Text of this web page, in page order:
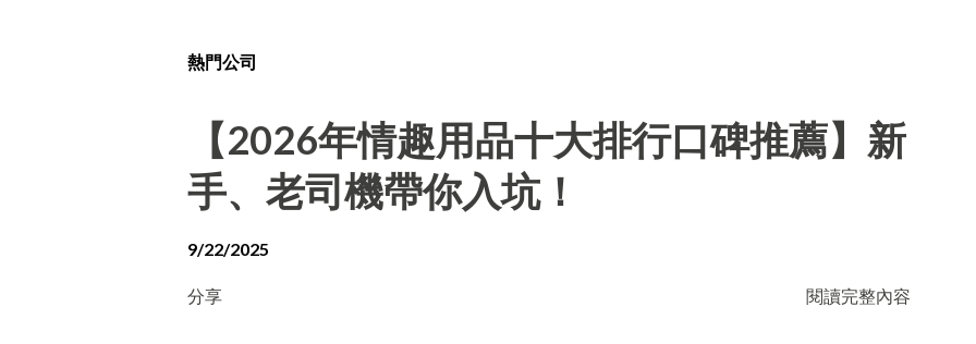
熱門公司
【2026年情趣用品十大排行口碑推薦】新
手、老司機帶你入坑！
9/22/2025
分享 閱讀完整內容